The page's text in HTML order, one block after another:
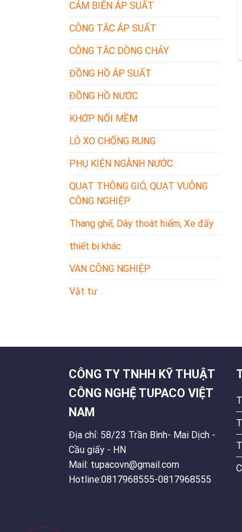
CẢM BIẾN ÁP SUẤT
CÔNG TẮC ÁP SUẤT
CÔNG TẮC DÒNG CHẢY
ĐỒNG HỒ ÁP SUẤT
ĐỒNG HỒ NƯỚC
KHỚP NỐI MỀM
LÒ XO CHỐNG RUNG
PHỤ KIỆN NGÀNH NƯỚC
QUẠT THÔNG GIÓ, QUẠT VUÔNG
CÔNG NGHIỆP
Thang ghế, Dây thoát hiểm, Xe đẩy
thiết bị khác
VAN CÔNG NGHIỆP
Vật tư
CÔNG TY TNHH KỸ THUẬT
CÔNG NGHỆ TUPACO VIỆT
NAM
Địa chỉ: 58/23 Trần Bình- Mai Dịch -
Cầu giấy - HN
Mail: tupacovn@gmail.com
Hotline:0817968555-0817968555